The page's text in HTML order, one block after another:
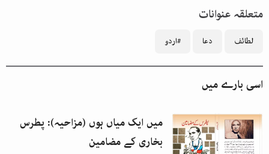
متعلقہ عنوانات
لطائف دعا #اردو
اسی بارے میں
میں ایک میاں ہوں (مزاحیہ): پطرس
بخاری کے مضامین